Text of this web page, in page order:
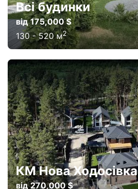
Всі будинки
від 175,000 $
130-520м2
КМ Нова Ходосівка
від 270,000 $